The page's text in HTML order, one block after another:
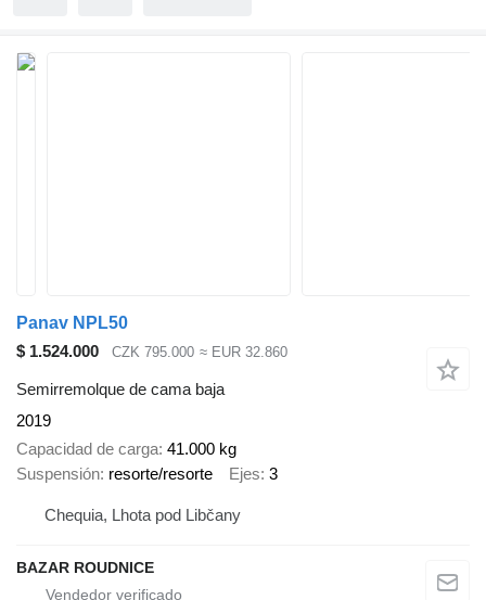
Panav NPL50
$ 1.524.000
CZK 795.000 ≈ EUR 32.860
Semirremolque de cama baja
2019
Capacidad de carga 41.000 kg
Suspensión resorte/resorte Ejes 3
Chequia, Lhota pod Libčany
BAZAR ROUDNICE